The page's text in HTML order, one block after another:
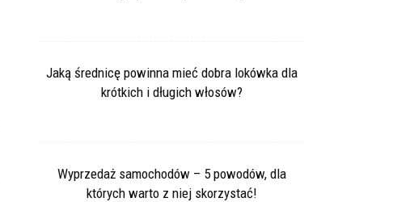
Jaką średnicę powinna mieć dobra lokówka dla
krótkich i długich włosów?
Wyprzedaż samochodów – 5 powodów, dla
których warto z niej skorzystać!